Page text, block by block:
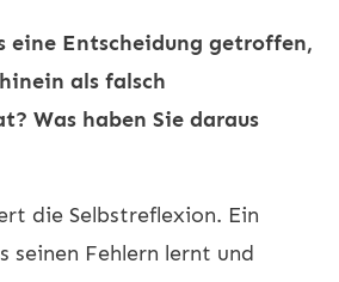
eine Entscheidung getroffen,
als falsch
Was haben Sie daraus
die Selbstreflexion. Ein
seinen Fehlern lernt und